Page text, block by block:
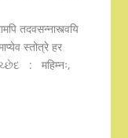
तदवसन्नास्त्वयि
स्तोत्रे हर
: महिम्नः,